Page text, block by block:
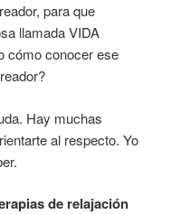
para que
llamada VIDA
cómo conocer ese
Hay muchas
al respecto. Yo
de relajación